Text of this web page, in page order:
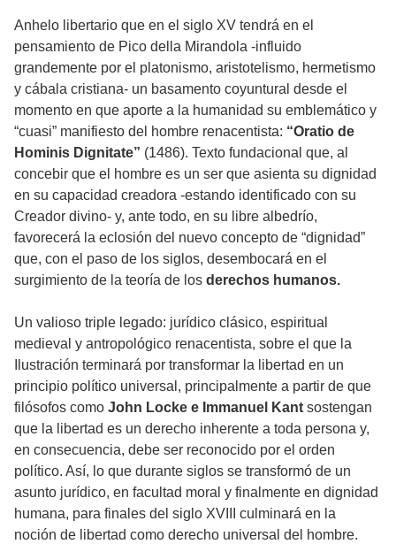
Anhelo libertario que en el siglo XV tendrá en el
pensamiento de Pico della Mirandola -influido
grandemente por el platonismo, aristotelismo, hermetismo
y cábala cristiana- un basamento coyuntural desde el
momento en que aporte a la humanidad su emblemático y
“cuasi” manifiesto del hombre renacentista: “Oratio de
Hominis Dignitate” (1486). Texto fundacional que, al
concebir que el hombre es un ser que asienta su dignidad
en su capacidad creadora -estando identificado con su
Creador divino- y, ante todo, en su libre albedrío,
favorecerá la eclosión del nuevo concepto de “dignidad”
que, con el paso de los siglos, desembocará en el
surgimiento de la teoría de los derechos humanos.
Un valioso triple legado: jurídico clásico, espiritual
medieval y antropológico renacentista, sobre el que la
Ilustración terminará por transformar la libertad en un
principio político universal, principalmente a partir de que
filósofos como John Locke e Immanuel Kant sostengan
que la libertad es un derecho inherente a toda persona y,
en consecuencia, debe ser reconocido por el orden
político. Así, lo que durante siglos se transformó de un
asunto jurídico, en facultad moral y finalmente en dignidad
humana, para finales del siglo XVIII culminará en la
noción de libertad como derecho universal del hombre.